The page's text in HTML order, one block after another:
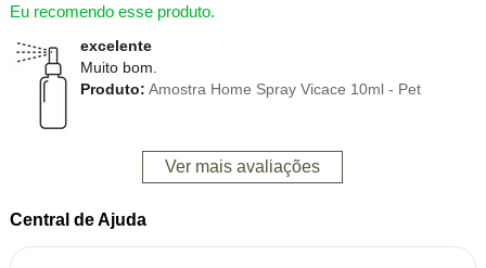
Eu recomendo esse produto.
excelente
Muito bom.
Produto: Amostra Home Spray Vicace 10ml - Pet
Ver mais avaliações
Central de Ajuda